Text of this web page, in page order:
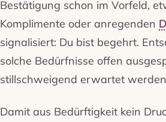
Bestätigung schon im Vorfeld,
Komplimente oder anregenden
signalisiert: Du bist begehrt.
solche Bedürfnisse offen
stillschweigend erwartet
Damit aus Bedürftigkeit kein